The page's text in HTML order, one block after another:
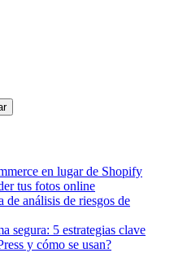
en lugar de Shopify
tus fotos online
análisis de riesgos de
segura: 5 estrategias clave
y cómo se usan?